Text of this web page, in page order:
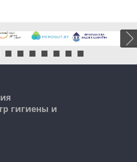
гигиены и